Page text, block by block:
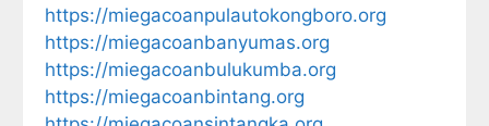
https://miegacoanpulautokongboro.org
https://miegacoanbanyumas.org
https://miegacoanbulukumba.org
https://miegacoanbintang.org